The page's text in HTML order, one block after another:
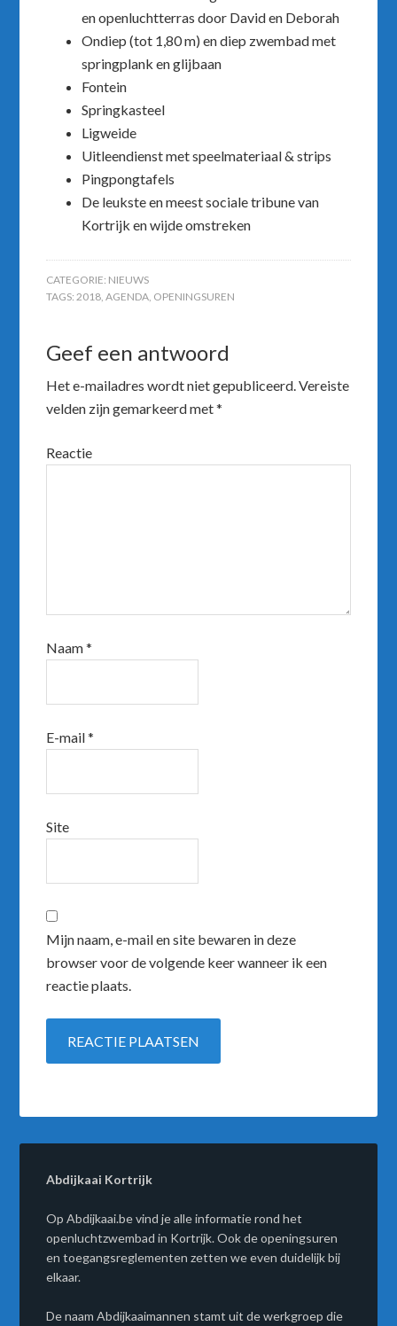
en openluchtterras door David en Deborah
Ondiep (tot 1,80 m) en diep zwembad met
springplank en glijbaan
Fontein
Springkasteel
Ligweide
Uitleendienst met speelmateriaal & strips
Pingpongtafels
De leukste en meest sociale tribune van
Kortrijk en wijde omstreken
CATEGORIE: NIEUWS
TAGS: 2018 ,AGENDA OPENINGSUREN
Geef een antwoord
Het e-mailadres wordt niet gepubliceerd. Vereiste
velden zijn gemarkeerd met*
Reactie
Naam*
E-mail*
Site
Mijn naam, e-mail en site bewaren in deze
browser voor de volgende keer wanneer ik een
reactie plaats.
Abdijkaai Kortrijk
Op Abdijkaai.be vind je alle informatie rond het
openluchtzwembad in Kortrijk. Ook de openingsuren
en toegangsreglementen zetten we even duidelijk bij
elkaar.
De naam Abdijkaaimannen stamt uit de werkgroep die